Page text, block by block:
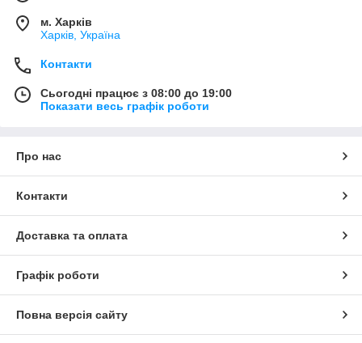
м. Харків
Харків, Україна
Контакти
Сьогодні працює з 08:00 до 19:00
Показати весь графік роботи
Про нас
Контакти
Доставка та оплата
Графік роботи
Повна версія сайту